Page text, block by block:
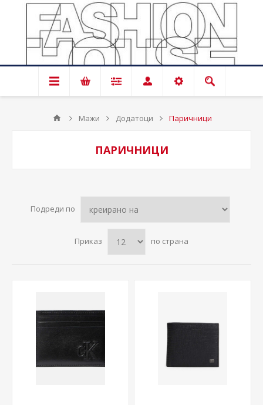
Мажи Додатоци Паричници
ПАРИЧНИЦИ
Подреди по
Приказ по страна